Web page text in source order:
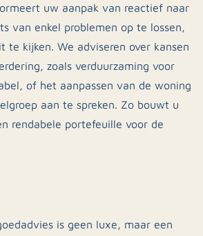
uw aanpak van reactief naar
van enkel problemen op te lossen,
te kijken. We adviseren over kansen
zoals verduurzaming voor
of het aanpassen van de woning
aan te spreken. Zo bouwt u
rendabele portefeuille voor de
is geen luxe, maar een